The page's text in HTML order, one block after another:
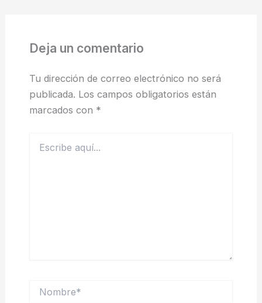
Deja un comentario
Tu dirección de correo electrónico no será
publicada. Los campos obligatorios están
marcados con *
aquí...